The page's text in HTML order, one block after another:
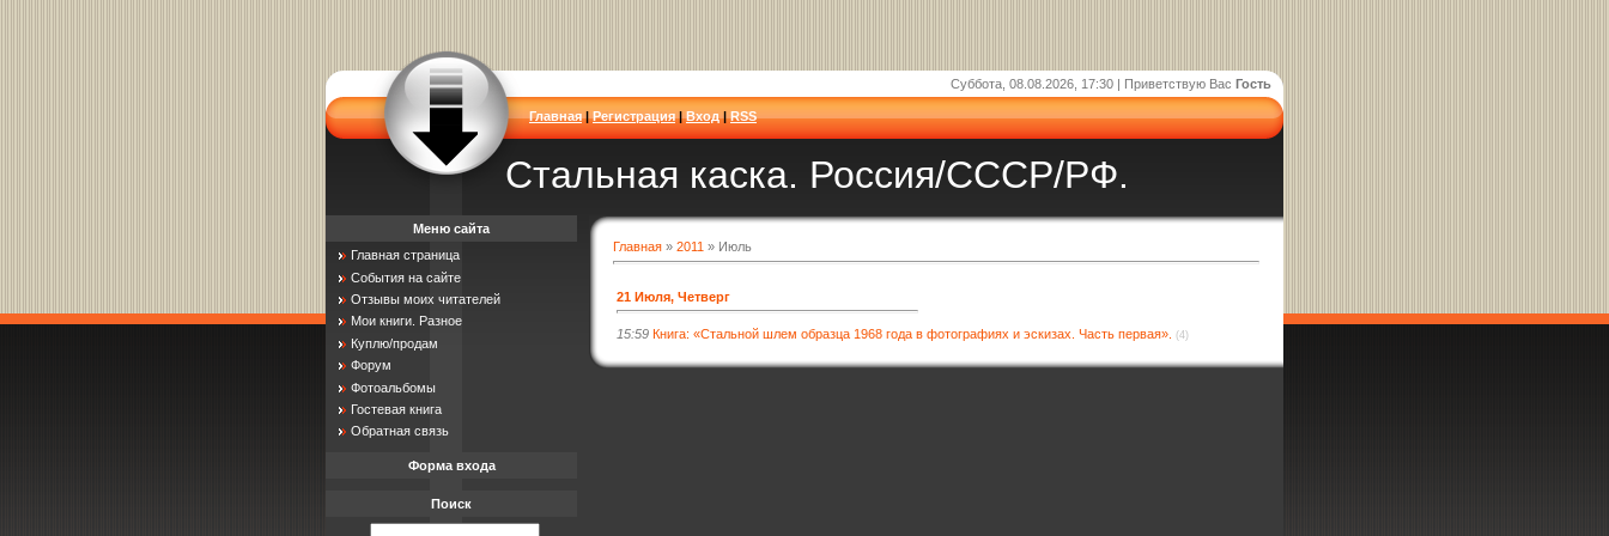
Суббота, 08.08.2026, 17:30 | Приветствую Вас Гость
Главная|Регистрация|Вход|RSS
Стальная каска. Россия/СССР/РФ.
Главная » 2011 » Июль
21 Июля, Четверг
15:59 Книга: «Стальной шлем образца 1968 года в фотографиях и эскизах. Часть первая». (4)
Меню сайта
Главная страница
События на сайте
Отзывы моих читателей
Мои книги. Разное
Куплю/продам
Форум
Фотоальбомы
Гостевая книга
Обратная связь
Форма входа
Поиск